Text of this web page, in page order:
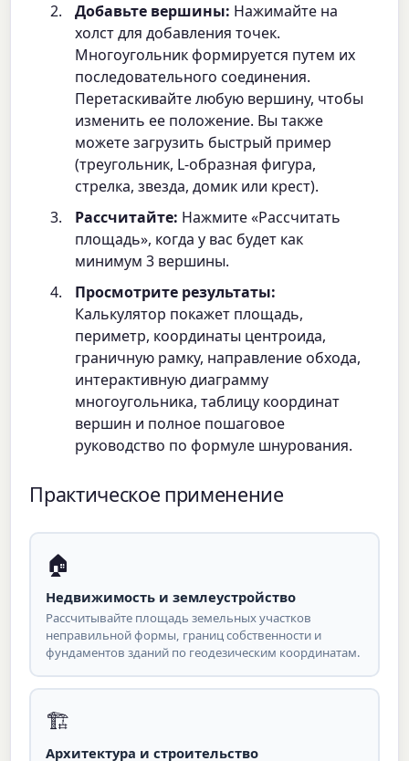
Добавьте вершины: Нажимайте на
холст для добавления точек.
Многоугольник формируется путем их
последовательного соединения.
Перетаскивайте любую вершину, чтобы
изменить ее положение. Вы также
можете загрузить быстрый пример
(треугольник, L-образная фигура,
стрелка, звезда, домик или крест).
Рассчитайте: Нажмите «Рассчитать
площадь», когда у вас будет как
минимум 3 вершины.
Просмотрите результаты:
Калькулятор покажет площадь,
периметр, координаты центроида,
граничную рамку, направление обхода,
интерактивную диаграмму
многоугольника, таблицу координат
вершин и полное пошаговое
руководство по формуле шнурования.
Практическое применение
🏠
Недвижимость и землеустройство
Рассчитывайте площадь земельных участков
неправильной формы, границ собственности и
фундаментов зданий по геодезическим координатам.
🏗
Архитектура и строительство